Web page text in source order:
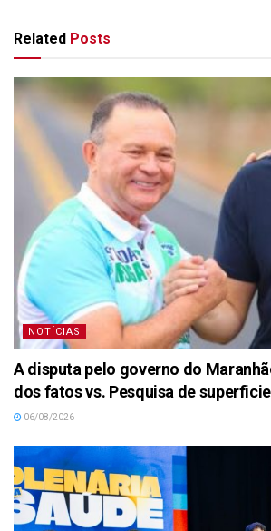
Related Posts
NOTÍCIAS
A disputa pelo governo do
dos fatos vs. Pesquisa de superficie
06/08/2026